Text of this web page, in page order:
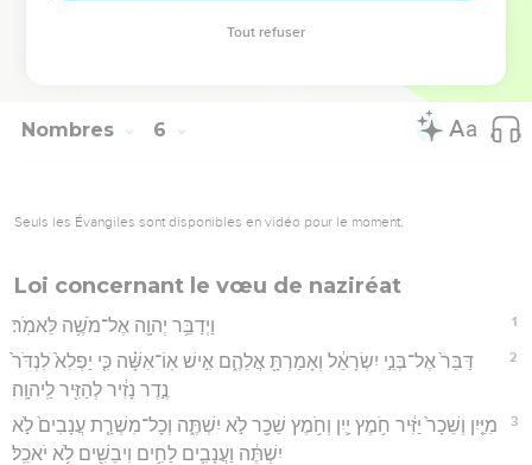
Hébreu : © Westminster Leningrad Codex - tanach.us --- Grec : © 2010 by the
Nombres 6
Seuls les Évangiles sont disponibles en vidéo pour le moment.
Loi concernant le vœu de naziréat
1 וַיְדַבֵּ֥ר יְהוָ֖ה אֶל־מֹשֶׁ֥ה לֵּאמֹֽר׃
2
דַּבֵּר֙ אֶל־בְּנֵ֣י יִשְׂרָאֵ֔ל וְאָמַרְתָּ֖ אֲלֵהֶ֑ם אִ֣ישׁ אֽוֹ־אִשָּׁ֗ה כִּ֤י יַפְלִא֙ לִנְדֹּר֙
נֶ֣דֶר נָזִ֔יר לְהַזִּ֖יר לַֽיהוָֽה׃
3
מִיַּ֤יִן וְשֵׁכָר֙ יַזִּ֔יר חֹ֥מֶץ יַ֛יִן וְחֹ֥מֶץ שֵׁכָ֖ר לֹ֣א יִשְׁתֶּ֑ה וְכָל־מִשְׁרַ֤ת עֲנָבִים֙ לֹ֣א
יִשְׁתֶּ֔ה וַעֲנָבִ֛ים לַחִ֥ים וִיבֵשִׁ֖ים לֹ֥א יֹאכֵֽל׃
Tout refuser